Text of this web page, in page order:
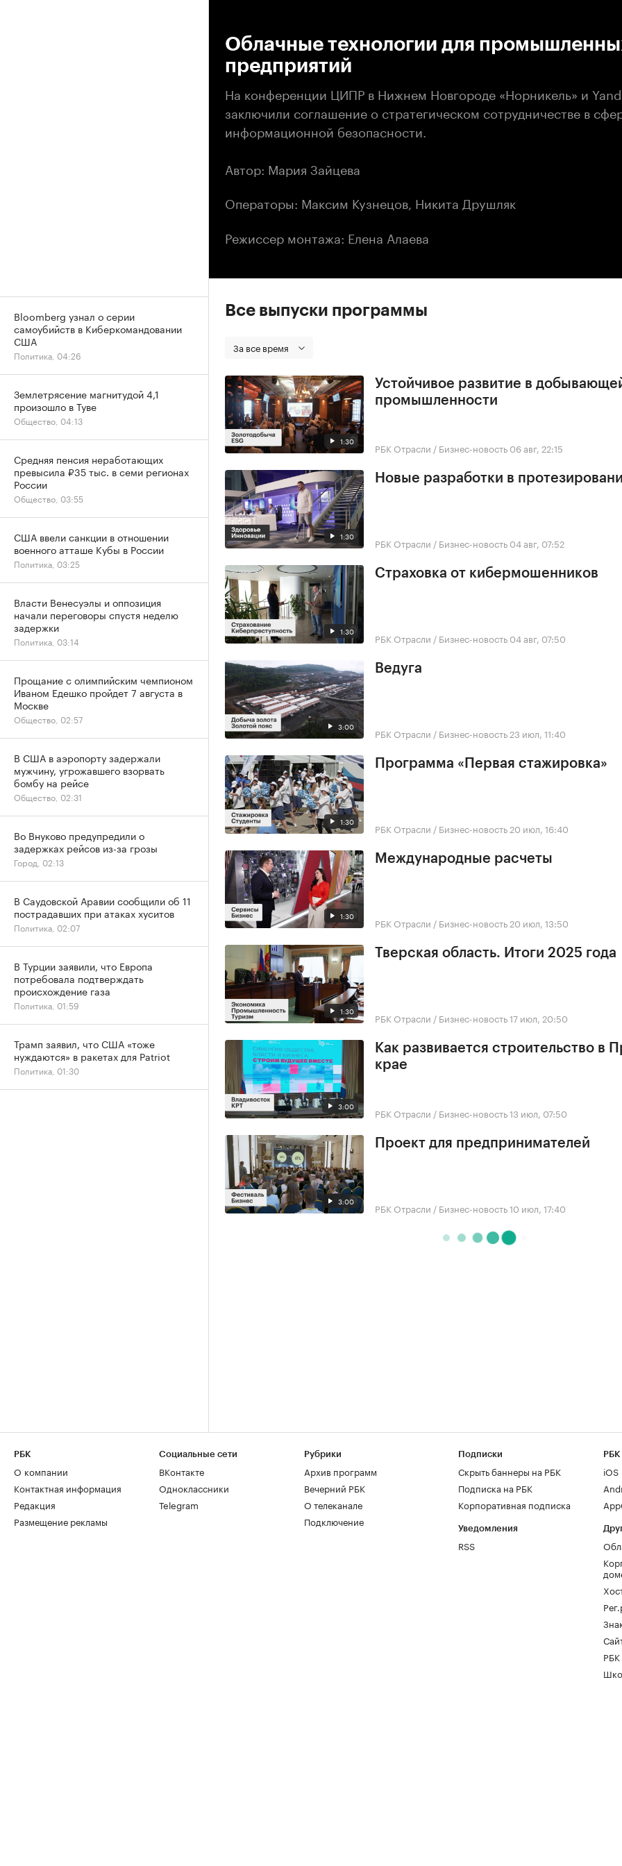
Облачные технологии для
предприятий
На конференции ЦИПР в Нижнем Новгороде «Норникель» и
заключили соглашение о стратегическом сотрудничестве в
информационной безопасности.
Автор: Мария Зайцева
Операторы: Максим Кузнецов, Никита Друшляк
Режиссер монтажа: Елена Алаева
Все выпуски программы
За все время
1:30
Устойчивое развитие в
промышленности
РБК Отрасли / Бизнес-новость 06 авг, 22:15
1:30
Новые разработки в
РБК Отрасли / Бизнес-новость 04 авг, 07:52
1:30
Страховка от кибермошенников
РБК Отрасли / Бизнес-новость 04 авг, 07:50
3:00
Ведуга
РБК Отрасли / Бизнес-новость 23 июл, 11:40
1:30
Программа «Первая стажировка»
РБК Отрасли / Бизнес-новость 20 июл, 16:40
1:30
Международные расчеты
РБК Отрасли / Бизнес-новость 20 июл, 13:50
1:30
Тверская область. Итоги 2025 года
РБК Отрасли / Бизнес-новость17 июл, 20:50
3:00
Как развивается строительство в
крае
РБК Отрасли / Бизнес-новость13 июл, 07:50
3:00
Проект для предпринимателей
РБК Отрасли / Бизнес-новость10 июл, 17:40
Bloomberg узнал о серии
самоубийств в Киберкомандовании
США
Политика, 04:26
Землетрясение магнитудой 4,1
произошло в Туве
Общество, 04:13
Средняя пенсия неработающих
превысила ₽35 тыс. в семи регионах
России
Общество, 03:55
США ввели санкции в отношении
военного атташе Кубы в России
Политика, 03:25
Власти Венесуэлы и оппозиция
начали переговоры спустя неделю
задержки
Политика, 03:14
Прощание с олимпийским чемпионом
Иваном Едешко пройдет 7 августа в
Москве
Общество, 02:57
В США в аэропорту задержали
мужчину, угрожавшего взорвать
бомбу на рейсе
Общество, 02:31
Во Внуково предупредили о
задержках рейсов из-за грозы
Город, 02:13
В Саудовской Аравии сообщили об 11
пострадавших при атаках хуситов
Политика, 02:07
В Турции заявили, что Европа
потребовала подтверждать
происхождение газа
Политика, 01:59
Трамп заявил, что США «тоже
нуждаются» в ракетах для Patriot
Политика, 01:30
РБК
О компании
Контактная информация
Редакция
Размещение рекламы
Социальные сети
ВКонтакте
Одноклассники
Telegram
Рубрики
Архив программ
Вечерний РБК
О телеканале
Подключение
Подписки
Скрыть баннеры на РБК
Подписка на РБК
Корпоративная подписка
Уведомления
RSS
РБК
iOS